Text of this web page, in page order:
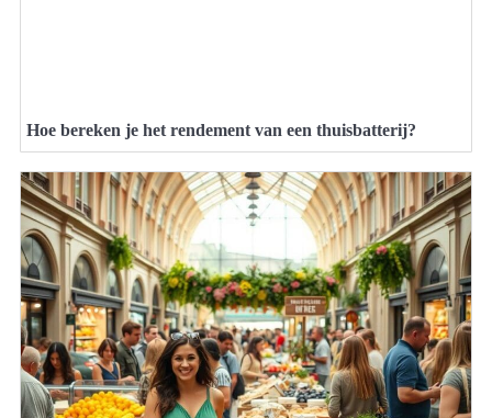
Hoe bereken je het rendement van een thuisbatterij?